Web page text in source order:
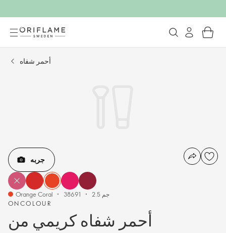
أحمر شفاه
ONCOLOUR
أحمر شفاه كريمي من
جربه
Orange Coral 38691 2.5 جم